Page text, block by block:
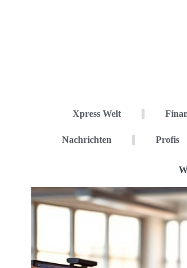
Xpress Welt
Nachrichten Profis